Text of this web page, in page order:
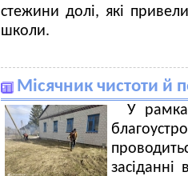
стежини долі, які
школи.
Місячник чистоти й
У
засіданні